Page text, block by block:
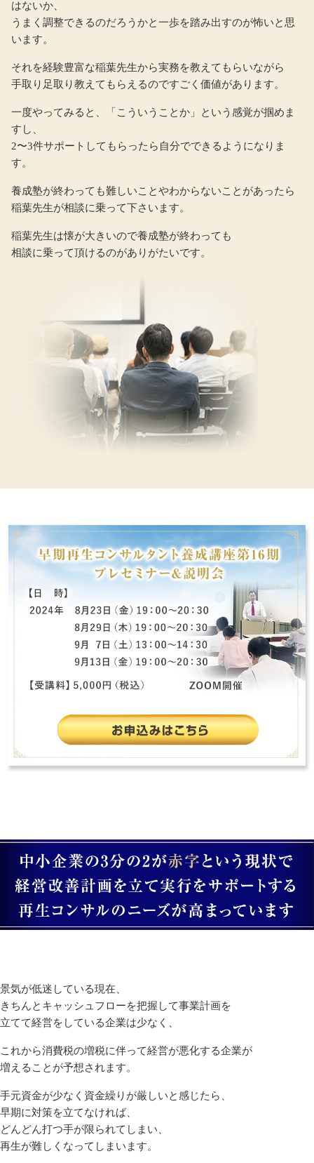
はないか、
うまく調整できるのだろうかと一歩を踏み出すのが怖いと思
います。
それを経験豊富な稲葉先生から実務を教えてもらいながら
手取り足取り教えてもらえるのですごく価値があります。
一度やってみると、「こういうことか」という感覚が掴めま
すし、
2〜3件サポートしてもらったら自分でできるようになりま
す。
養成塾が終わっても難しいことやわからないことがあったら
稲葉先生が相談に乗って下さいます。
稲葉先生は懐が大きいので養成塾が終わっても
相談に乗って頂けるのがありがたいです。
景気が低迷している現在、
きちんとキャッシュフローを把握して事業計画を
立てて経営をしている企業は少なく、
これから消費税の増税に伴って経営が悪化する企業が
増えることが予想されます。
手元資金が少なく資金繰りが厳しいと感じたら、
早期に対策を立てなければ、
どんどん打つ手が限られてしまい、
再生が難しくなってしまいます。